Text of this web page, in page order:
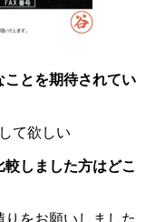
ことを期待されてい
て欲しい
しました方はどこ
をお願いしました